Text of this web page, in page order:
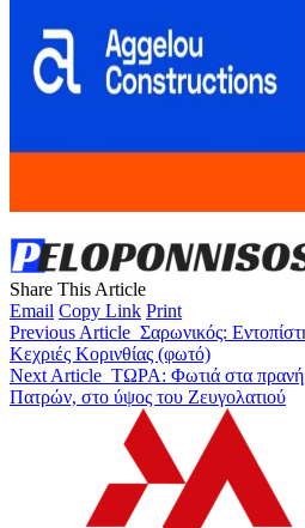
Share This Article
Email Copy Link Print
Previous Article Σαρωνικός:
Κεχριές Κορινθίας (φωτό)
Next Article ΤΩΡΑ: Φωτιά στα
Πατρών, στο ύψος του Ζευγολατιού